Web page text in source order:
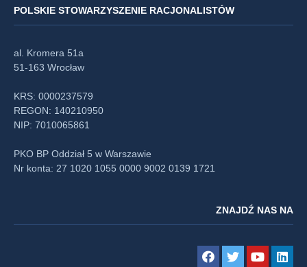
POLSKIE STOWARZYSZENIE RACJONALISTÓW
al. Kromera 51a
51-163 Wrocław
KRS: 0000237579
REGON: 140210950
NIP: 7010065861
PKO BP Oddział 5 w Warszawie
Nr konta: 27 1020 1055 0000 9002 0139 1721
ZNAJDŹ NAS NA